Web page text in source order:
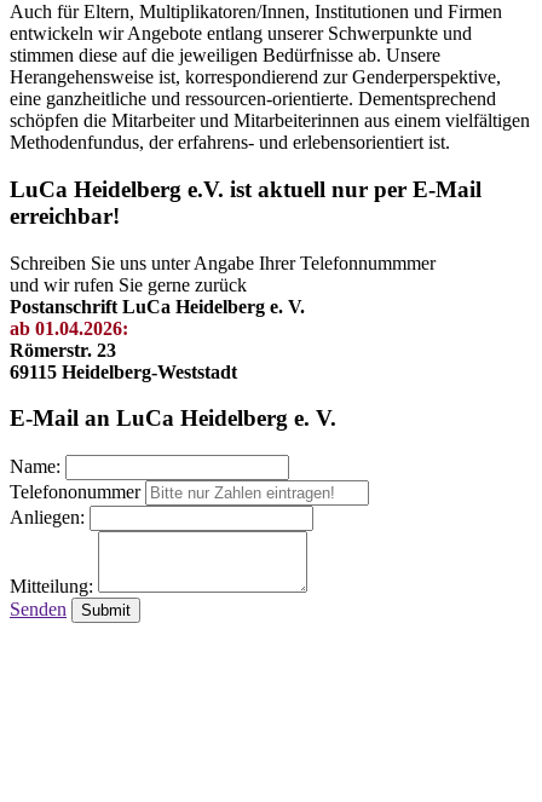
Auch für Eltern, Multiplikatoren/Innen, Institutionen und Firmen
entwickeln wir Angebote entlang unserer Schwerpunkte und
stimmen diese auf die jeweiligen Bedürfnisse ab. Unsere
Herangehensweise ist, korrespondierend zur Genderperspektive,
eine ganzheitliche und ressourcen-orientierte. Dementsprechend
schöpfen die Mitarbeiter und Mitarbeiterinnen aus einem vielfältigen
Methodenfundus, der erfahrens- und erlebensorientiert ist.
LuCa Heidelberg e.V. ist aktuell nur per E-Mail
erreichbar!
Schreiben Sie uns unter Angabe Ihrer Telefonnummmer
und wir rufen Sie gerne zurück
Postanschrift LuCa Heidelberg e. V.
ab 01.04.2026:
Römerstr. 23
69115 Heidelberg-Weststadt
E-Mail an LuCa Heidelberg e. V.
Name:
Telefononummer
Anliegen:
Mitteilung:
Senden